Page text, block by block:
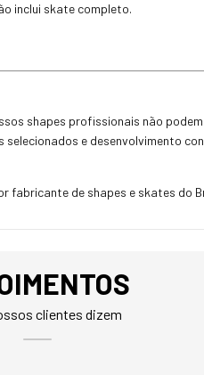
inclui skate completo.
shapes profissionais não
e desenvolvimento
fabricante de shapes e skates do
clientes dizem